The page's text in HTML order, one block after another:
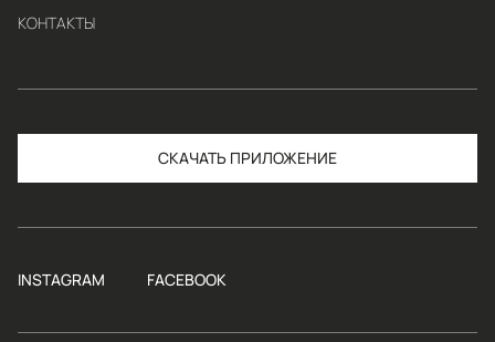
КОНТАКТЫ
СКАЧАТЬ
INSTAGRAM FACEBOOK